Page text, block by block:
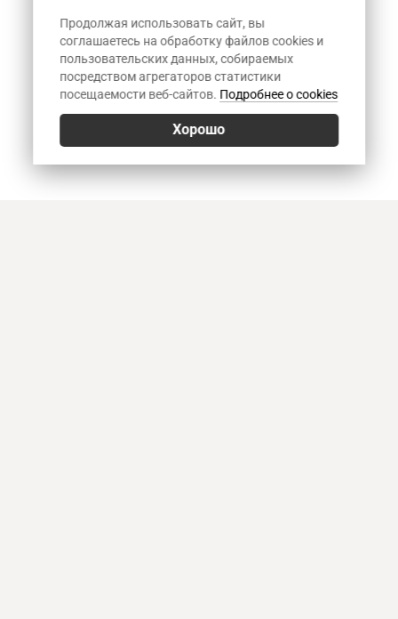
Продолжая использовать сайт, вы
соглашаетесь на обработку файлов cookies и
пользовательских данных, собираемых
посредством агрегаторов статистики
посещаемости веб-сайтов. Подробнее о cookies
Хорошо